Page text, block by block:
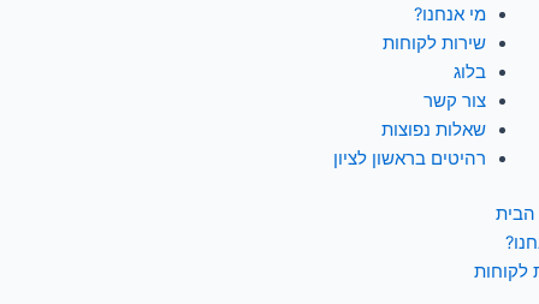
מי אנחנו?
שירות לקוחות
בלוג
צור קשר
שאלות נפוצות
רהיטים בראשון לציון
הבית
לקוחות